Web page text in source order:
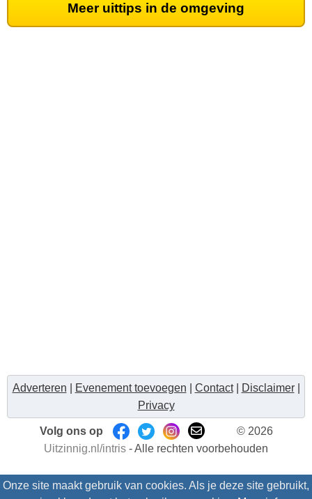
Onze site maakt gebruik van cookies. Als je deze site gebruikt,
Meer uittips in de omgeving
Adverteren Evenement toevoegen Contact| Disclaimer|
Privacy
Volg ons op
© 2026
Uitzinnig.nl/intris - Alle rechten voorbehouden